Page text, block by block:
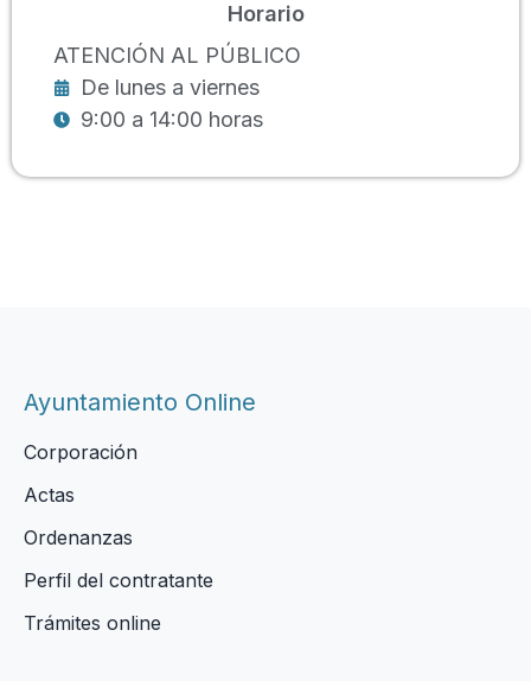
Horario
ATENCIÓN AL PÚBLICO
De lunes a viernes
9:00 a 14:00 horas
Ayuntamiento Online
Corporación
Actas
Ordenanzas
Perfil del contratante
Trámites online